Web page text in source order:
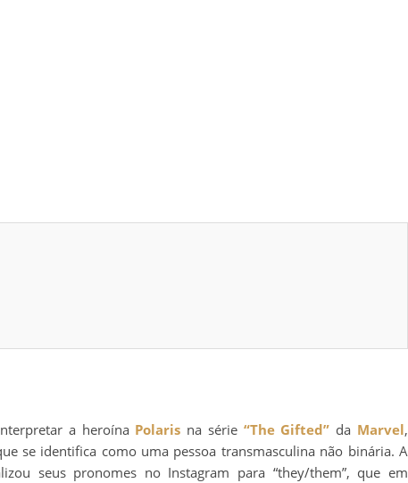
a heroína Polaris na série “The Gifted” da Marvel,
se identifica como uma pessoa transmasculina não binária. A
seus pronomes no Instagram para “they/them”, que em